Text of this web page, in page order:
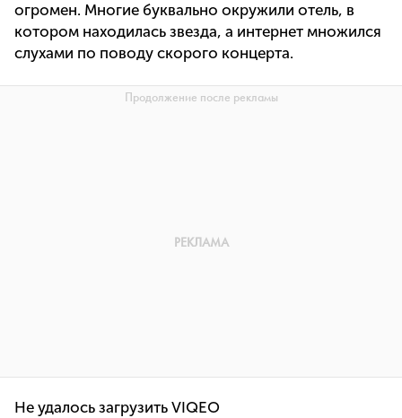
огромен. Многие буквально окружили отель, в
котором находилась звезда, а интернет множился
слухами по поводу скорого концерта.
Не удалось загрузить VIQEO